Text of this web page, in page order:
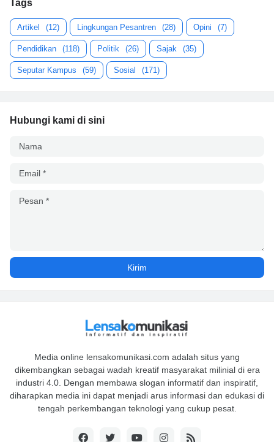
Tags
Artikel (12) Lingkungan Pesantren (28) Opini (7)
Pendidikan (118) Politik (26) Sajak (35)
Seputar Kampus (59) Sosial (171)
Hubungi kami di sini
Media online lensakomunikasi.com adalah situs yang
dikembangkan sebagai wadah kreatif masyarakat milinial di era
industri 4.0. Dengan membawa slogan informatif dan inspiratif,
diharapkan media ini dapat menjadi arus informasi dan edukasi di
tengah perkembangan teknologi yang cukup pesat.